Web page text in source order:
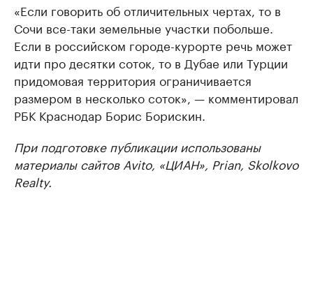
«Если говорить об отличительных чертах, то в
Сочи все-таки земельные участки побольше.
Если в российском городе-курорте речь может
идти про десятки соток, то в Дубае или Турции
придомовая территория ограничивается
размером в несколько соток», — комментировал
РБК Краснодар Борис Борискин.
При подготовке публикации использованы
материалы сайтов Avito, «ЦИАН», Prian, Skolkovo
Realty.